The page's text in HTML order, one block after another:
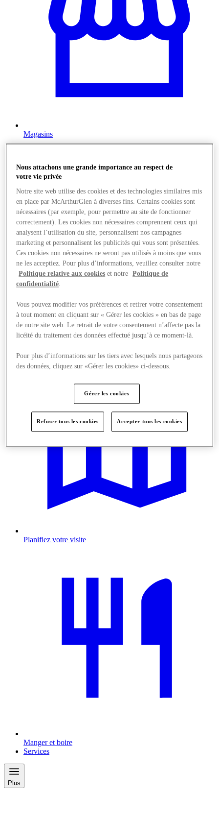
Magasins
Offre
Planifiez votre visite
Manger et boire
Services
Plus
Nous attachons une grande importance au respect de
votre vie privée
Notre site web utilise des cookies et des technologies similaires mis
en place par McArthurGlen à diverses fins. Certains cookies sont
nécessaires (par exemple, pour permettre au site de fonctionner
correctement). Les cookies non nécessaires comprennent ceux qui
analysent l’utilisation du site, personnalisent nos campagnes
marketing et personnalisent les publicités qui vous sont présentées.
Ces cookies non nécessaires ne seront pas utilisés à moins que vous
ne les acceptiez. Pour plus d’informations, veuillez consulter notre
Politique relative aux cookies et notre
Politique de
confidentialité.
Vous pouvez modifier vos préférences et retirer votre consentement
à tout moment en cliquant sur « Gérer les cookies » en bas de page
de notre site web. Le retrait de votre consentement n’affecte pas la
licéité du traitement des données effectué jusqu’à ce moment-là.
Pour plus d’informations sur les tiers avec lesquels nous partageons
des données, cliquez sur «Gérer les cookies» ci-dessous.
Gérer les cookies
Refuser tous les cookies Accepter tous les cookies